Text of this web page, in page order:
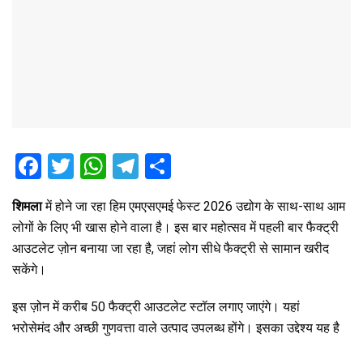
F
a
ce
b
o
o
k
T
tt
er
W
h
at
s
p
p
T
e
gr
m
h
ar
e
शिमलामें होने जा रहा हिम एमएसएमई फेस्ट 2026 उद्योग के साथ-साथ आम
लोगों के लिए भी खास होने वाला है। इस बार महोत्सव में पहली बार फैक्ट्री
आउटलेट ज़ोन बनाया जा रहा है, जहां लोग सीधे फैक्ट्री से सामान खरीद
सकेंगे।
इस ज़ोन में करीब 50 फैक्ट्री आउटलेट स्टॉल लगाए जाएंगे। यहां
भरोसेमंद और अच्छी गुणवत्ता वाले उत्पाद उपलब्ध होंगे। इसका उद्देश्य यह है